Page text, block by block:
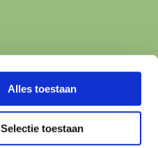
Alles toestaan
Selectie toestaan